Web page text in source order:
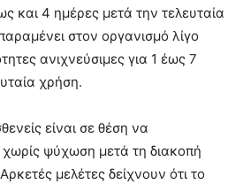
και 4 ημέρες μετά την τελευταία
στον οργανισμό λίγο
ανιχνεύσιμες για 1 έως 7
χρήση.
είναι σε θέση να
ψύχωση μετά τη διακοπή
μελέτες δείχνουν ότι το